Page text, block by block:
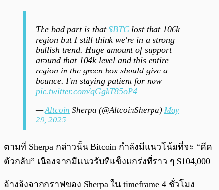
The bad part is that $BTC lost that 106k
region but I still think we're in a strong
bullish trend. Huge amount of support
around that 104k level and this entire
region in the green box should give a
bounce. I'm staying patient for now
pic.twitter.com/qGgkT85oP4
—Altcoin Sherpa (@AltcoinSherpa) May
29, 2025
ตามที่ Sherpa กล่าวนั้น Bitcoin กำลังมีแนวโน้มที่จะ “ดีด
ตัวกลับ” เนื่องจากมีแนวรับที่แข็งแกร่งที่ราว ๆ $104,000
อ้างอิงจากกราฟของ Sherpa ใน timeframe 4 ชั่วโมง